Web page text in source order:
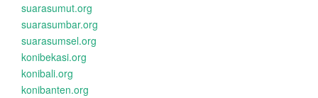
suarasumut.org
suarasumbar.org
suarasumsel.org
konibekasi.org
konibali.org
konibanten.org